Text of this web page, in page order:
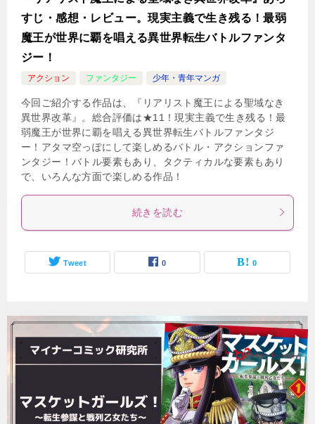
すじ・感想・レビュー。現実主義で生き残る！最弱
魔王が世界に覇を唱える異世界転生バトルファンタ
ジー！
アクション ファンタジー 少年・青年マンガ
今回ご紹介する作品は、『リアリスト魔王による聖域なき
異世界改革』。総合評価は★11！現実主義で生き残る！最
弱魔王が世界に覇を唱える異世界転生バトルファンタジ
ー！アタマ空っぽにして楽しめるバトル・アクションファ
ンタジー！バトル要素もあり、タクティカルな要素もあり
で、いろんな方面で楽しめる作品！
続きを読む
Tweet 0 0